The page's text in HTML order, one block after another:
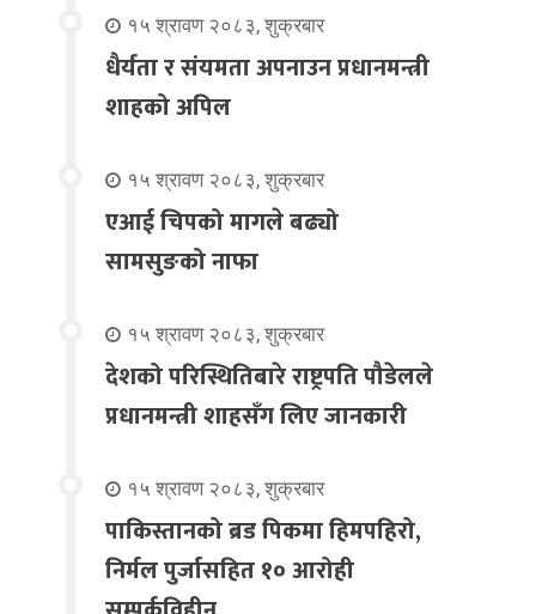
१५ श्रावण २०८३, शुक्रबार
धैर्यता र संयमता अपनाउन प्रधानमन्त्री
शाहको अपिल
१५ श्रावण २०८३, शुक्रबार
एआई चिपको मागले बढ्यो
सामसुङको नाफा
१५ श्रावण २०८३, शुक्रबार
देशको परिस्थितिबारे राष्ट्रपति पौडेलले
प्रधानमन्त्री शाहसँग लिए जानकारी
१५ श्रावण २०८३, शुक्रबार
पाकिस्तानको ब्रड पिकमा हिमपहिरो,
निर्मल पुर्जासहित १० आरोही